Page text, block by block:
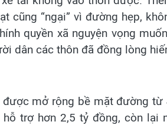
cũng “ngại” vì đường hẹp,
quyền xã nguyện vọng
dân các thôn đã đồng lòng
mở rộng bề mặt đường từ
trợ hơn 2,5 tỷ đồng, còn lại